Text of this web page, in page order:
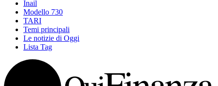
Inail
Modello 730
TARI
Temi principali
Le notizie di Oggi
Lista Tag